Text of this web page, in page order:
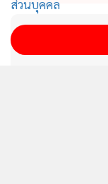
ส่วนบุคคล